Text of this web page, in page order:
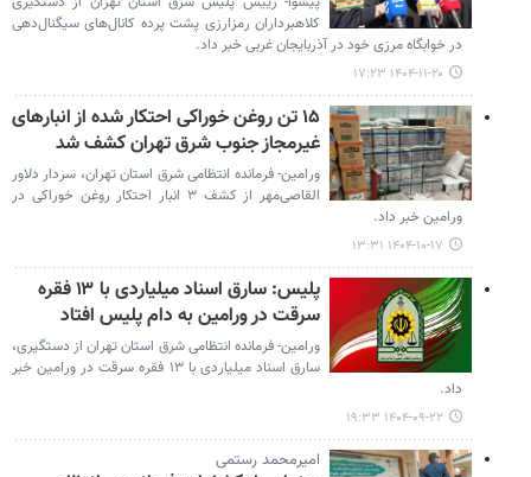
کلاهبرداران رمزارزی پشت پرده کانال‌های سیگنال‌دهی
در خوابگاه مرزی خود در آذربایجان غربی خبر داد.
۱۴۰۴-۱۱-۲۰ ۱۷:۲۳
۱۵ تن روغن خوراکی احتکار شده از انبارهای
غیرمجاز جنوب شرق تهران کشف شد
ورامین- فرمانده انتظامی شرق استان تهران، سردار دلاور
القاصی‌مهر از کشف ۳ انبار احتکار روغن خوراکی در
ورامین خبر داد.
۱۴۰۴-۱۰-۱۷ ۱۳:۳۱
پلیس: سارق اسناد میلیاردی با ۱۳ فقره
سرقت در ورامین به دام پلیس افتاد
ورامین- فرمانده انتظامی شرق استان تهران از دستگیری،
سارق اسناد میلیاردی با ۱۳ فقره سرقت در ورامین خبر
داد.
۱۴۰۴-۰۹-۲۲ ۱۹:۳۳
امیرمحمد رستمی